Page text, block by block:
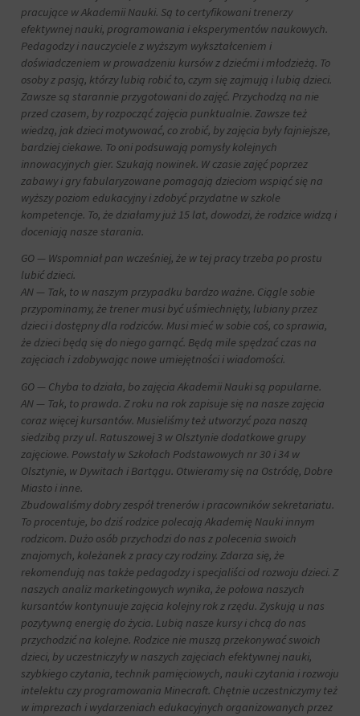
pracujące w Akademii Nauki. Są to certyfikowani trenerzy
efektywnej nauki, programowania i eksperymentów naukowych.
Pedagodzy i nauczyciele z wyższym wykształceniem i
doświadczeniem w prowadzeniu kursów z dziećmi i młodzieżą. To
osoby z pasją, którzy lubią robić to, czym się zajmują i lubią dzieci.
Zawsze są starannie przygotowani do zajęć. Przychodzą na nie
przed czasem, by rozpocząć zajęcia punktualnie. Zawsze też
wiedzą, jak dzieci motywować, co zrobić, by zajęcia były fajniejsze,
bardziej ciekawe. To oni podsuwają pomysły kolejnych
innowacyjnych gier. Szukają nowinek. W czasie zajęć poprzez
zabawy i gry fabularyzowane pomagają dzieciom wspiąć się na
wyższy poziom edukacyjny i zdobyć przydatne w szkole
kompetencje. To, że działamy już 15 lat, dowodzi, że rodzice widzą i
doceniają nasze starania.
GO — Wspomniał pan wcześniej, że w tej pracy trzeba po prostu
lubić dzieci.
AN — Tak, to w naszym przypadku bardzo ważne. Ciągle sobie
przypominamy, że trener musi być uśmiechnięty, lubiany przez
dzieci i dostępny dla rodziców. Musi mieć w sobie coś, co sprawia,
że dzieci będą się do niego garnąć. Będą mile spędzać czas na
zajęciach i zdobywając nowe umiejętności i wiadomości.
GO — Chyba to działa, bo zajęcia Akademii Nauki są popularne.
AN — Tak, to prawda. Z roku na rok zapisuje się na nasze zajęcia
coraz więcej kursantów. Musieliśmy też utworzyć poza naszą
siedzibą przy ul. Ratuszowej 3 w Olsztynie dodatkowe grupy
zajęciowe. Powstały w Szkołach Podstawowych nr 30 i 34 w
Olsztynie, w Dywitach i Bartągu. Otwieramy się na Ostródę, Dobre
Miasto i inne.
Zbudowaliśmy dobry zespół trenerów i pracowników sekretariatu.
To procentuje, bo dziś rodzice polecają Akademię Nauki innym
rodzicom. Dużo osób przychodzi do nas z polecenia swoich
znajomych, koleżanek z pracy czy rodziny. Zdarza się, że
rekomendują nas także pedagodzy i specjaliści od rozwoju dzieci. Z
naszych analiz marketingowych wynika, że połowa naszych
kursantów kontynuuje zajęcia kolejny rok z rzędu. Zyskują u nas
pozytywną energię do życia. Lubią nasze kursy i chcą do nas
przychodzić na kolejne. Rodzice nie muszą przekonywać swoich
dzieci, by uczestniczyły w naszych zajęciach efektywnej nauki,
szybkiego czytania, technik pamięciowych, nauki czytania i rozwoju
intelektu czy programowania Minecraft. Chętnie uczestniczymy też
w imprezach i wydarzeniach edukacyjnych organizowanych przez
analitycznych
Google
Analytics).
Przechowywanie
reklam
Zarządza
związane
reklamami
targetowania
śledzenia)
mogą
przechowywane
przetwarzane
reklamowych.
Personalizacja
reklam
Określa,
można
wyświetlać
spersonalizowane
reklamy
podstawie
zachowań
preferencji
użytkownika,
wykorzystując
działań.
Istnieją
różne
ciasteczka
sesyjne
(tymczasowe)
trwałe
(długoterminowe).
Pomagają
spersonalizować
wrażenia
przeglądania,
mogą
również
śledzić
zachowanie
online.
Zgoda
odnosi
zgody,
którą
witryny
muszą
uzyskać
użytkowników
przed
użyciem
gromadzących
osobowe.
Przepisy
takie
GDPR
wymagają,